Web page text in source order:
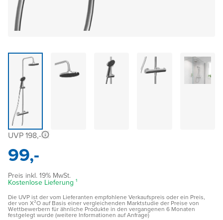
UVP 198,-
99,-
Preis inkl. 19% MwSt.
Kostenlose Lieferung ¹
Die UVP ist der vom Lieferanten empfohlene Verkaufspreis oder ein Preis,
der von X²O auf Basis einer vergleichenden Marktstudie der Preise von
Wettbewerbern für ähnliche Produkte in den vergangenen 6 Monaten
festgelegt wurde (weitere Informationen auf Anfrage)